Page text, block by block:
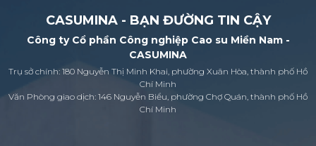
CASUMINA - BẠN ĐƯỜNG TIN CẬY
Công ty Cổ phần Công nghiệp Cao su Miền Nam -
CASUMINA
Trụ sở chính: 180 Nguyễn Thị Minh Khai, phường Xuân Hòa, thành phố Hồ
Chí Minh
Văn Phòng giao dịch: 146 Nguyễn Biểu, phường Chợ Quán, thành phố Hồ
Chí Minh